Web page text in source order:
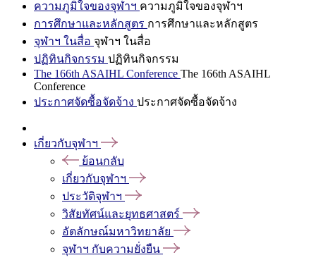
ความภูมิใจของจุฬาฯ ความภูมิใจของจุฬาฯ
การศึกษาและหลักสูตร การศึกษาและหลักสูตร
จุฬาฯ ในสื่อ จุฬาฯ ในสื่อ
ปฏิทินกิจกรรม ปฏิทินกิจกรรม
The 166th ASAIHL Conference The 166th ASAIHL
Conference
ประกาศจัดซื้อจัดจ้าง ประกาศจัดซื้อจัดจ้าง
เกี่ยวกับจุฬาฯ
ย้อนกลับ
เกี่ยวกับจุฬาฯ
ประวัติจุฬาฯ
วิสัยทัศน์และยุทธศาสตร์
อัตลักษณ์มหาวิทยาลัย
จุฬาฯ กับความยั่งยืน